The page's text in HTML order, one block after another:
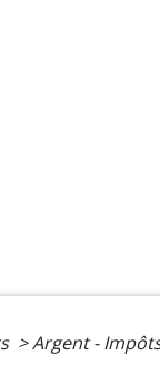
>Argent -